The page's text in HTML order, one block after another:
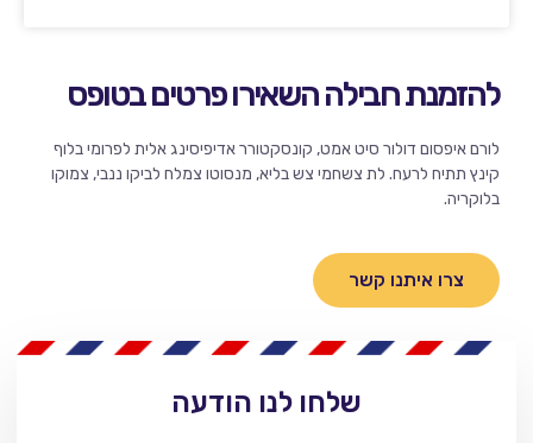
להזמנת חבילה השאירו פרטים בטופס
לורם איפסום דולור סיט אמט, קונסקטורר אדיפיסינג אלית לפרומי בלוף
קינץ תתיח לרעח. לת צשחמי צש בליא, מנסוטו צמלח לביקו ננבי, צמוקו
בלוקריה.
צרו איתנו קשר
שלחו לנו הודעה